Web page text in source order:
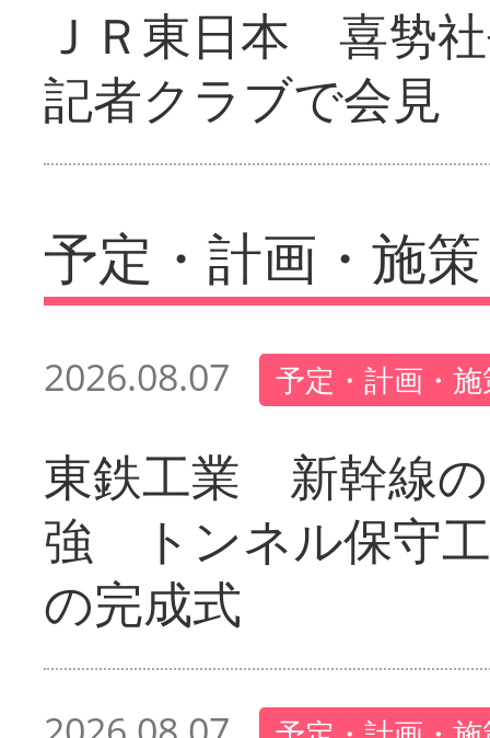
ＪＲ東日本 喜㔟
記者クラブで会見
予定・計画・施策
2026.08.07 予定・計画・
東鉄工業 新幹線
強 トンネル保守
の完成式